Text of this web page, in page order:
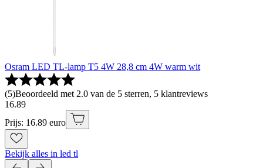
Osram LED TL-lamp T5 4W 28,8 cm 4W warm wit
(5)Beoordeeld met 2.0 van de 5 sterren, 5 klantreviews
16.89
Prijs: 16.89 euro
Bekijk alles in led tl